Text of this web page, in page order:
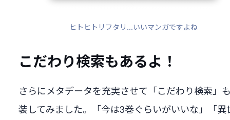
ヒトヒトリフタリ...いいマンガですよね
こだわり検索もあるよ！
さらにメタデータを充実させて「こだわり検索」
装してみました。「今は3巻ぐらいがいいな」「異